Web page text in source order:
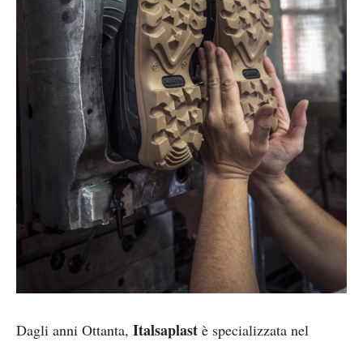
Dagli anni Ottanta, Italsaplast è specializzata nel